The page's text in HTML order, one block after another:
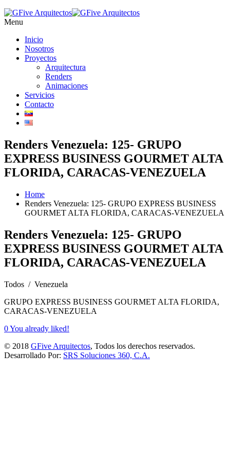
Menu
Inicio
Nosotros
Proyectos
Arquitectura
Renders
Animaciones
Servicios
Contacto
Renders Venezuela: 125- GRUPO
EXPRESS BUSINESS GOURMET ALTA
FLORIDA, CARACAS-VENEZUELA
Home
Renders Venezuela: 125- GRUPO EXPRESS BUSINESS
GOURMET ALTA FLORIDA, CARACAS-VENEZUELA
Renders Venezuela: 125- GRUPO
EXPRESS BUSINESS GOURMET ALTA
FLORIDA, CARACAS-VENEZUELA
Todos / Venezuela
GRUPO EXPRESS BUSINESS GOURMET ALTA FLORIDA,
CARACAS-VENEZUELA
0You already liked!
© 2018 GFive Arquitectos, Todos los derechos reservados.
Desarrollado Por: SRS Soluciones 360, C.A.